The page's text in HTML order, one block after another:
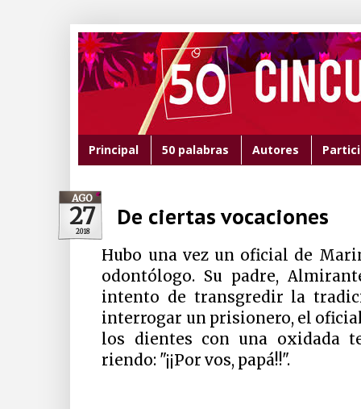
Principal 50 palabras Autores
AGO
27
2018
De ciertas vocaciones
Hubo una vez un oficial de
odontólogo. Su padre,
intento de transgredir la
interrogar un prisionero, el
los dientes con una oxidada
riendo: "¡¡Por vos, papá!!".